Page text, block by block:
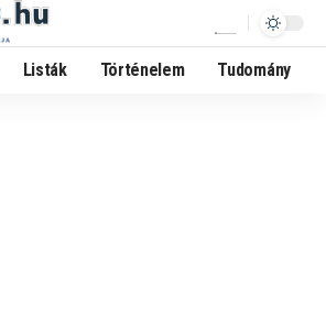
Listák Történelem Tudomány